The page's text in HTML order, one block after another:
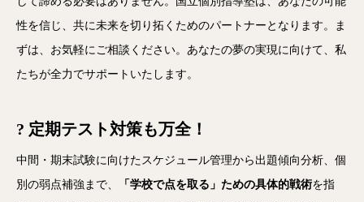
性を信じ、共に未来を切り拓くためのパートナーとなります。ま
ずは、お気軽にご相談ください。あなたの夢の実現に向けて、私
たちが全力でサポートいたします。
? 定期テスト対策も万全！
中間・期末試験に向けたスケジュール管理から出題傾向分析、個
別の弱点補強まで、
「学校で点を取る」ための具体的戦術を指